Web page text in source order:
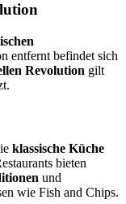
entfernt befindet sich
Revolution gilt
klassische Küche
bieten
und
wie Fish and Chips.